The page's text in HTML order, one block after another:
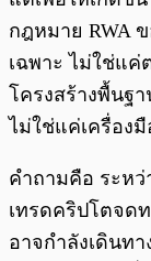
กฎหมาย RWA
เฉพาะ ไม่ใช่แ
โครงสร้างพื้นฐ
ไม่ใช่แค่เครื่อง
คำถามคือ ระหว่
เทรดคริปโตจด
อาจกำลังเดินท